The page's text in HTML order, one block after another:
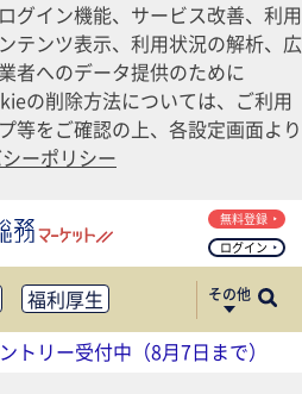
グイン機能、サービス改善、利用
テンツ表示、利用状況の解析、広
者へのデータ提供のために
の削除方法については、ご利用
等をご確認の上、各設定画面より
ーポリシー
ログイン
無料登録
福利厚生
その他
トリー受付中（8月7日まで）